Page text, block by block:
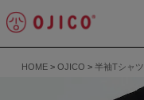
HOME OJICO 半袖Tシャツ